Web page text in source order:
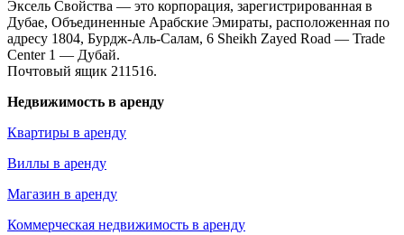
Эксель Свойства — это корпорация, зарегистрированная в
Дубае, Объединенные Арабские Эмираты, расположенная по
адресу 1804, Бурдж-Аль-Салам, 6 Sheikh Zayed Road — Trade
Center 1 — Дубай.
Почтовый ящик 211516.
Недвижимость в аренду
Квартиры в аренду
Виллы в аренду
Магазин в аренду
Коммерческая недвижимость в аренду